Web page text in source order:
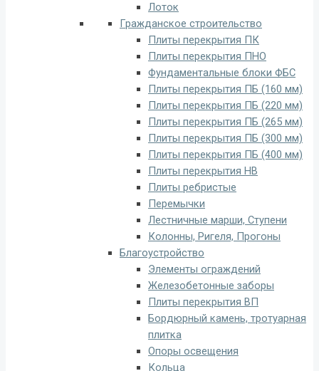
Лоток
Гражданское строительство
Плиты перекрытия ПК
Плиты перекрытия ПНО
Фундаментальные блоки ФБС
Плиты перекрытия ПБ (160 мм)
Плиты перекрытия ПБ (220 мм)
Плиты перекрытия ПБ (265 мм)
Плиты перекрытия ПБ (300 мм)
Плиты перекрытия ПБ (400 мм)
Плиты перекрытия НВ
Плиты ребристые
Перемычки
Лестничные марши, Ступени
Колонны, Ригеля, Прогоны
Благоустройство
Элементы ограждений
Железобетонные заборы
Плиты перекрытия ВП
Бордюрный камень, тротуарная
плитка
Опоры освещения
Кольца